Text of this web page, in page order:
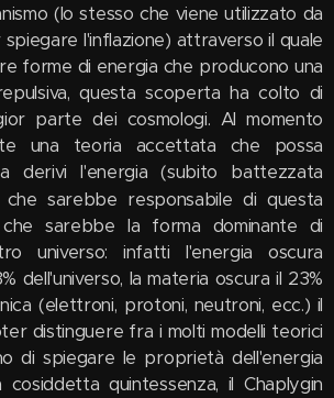
(lo stesso che viene utilizzato da
l'inflazione) attraverso il quale
forme di energia che producono una
questa scoperta ha colto di
parte dei cosmologi. Al momento
una teoria accettata che possa
derivi l'energia (subito battezzata
sarebbe responsabile di questa
sarebbe la forma dominante di
universo: infatti l'energia oscura
dell'universo, la materia oscura il 23%
(elettroni, protoni, neutroni, ecc.) il
distinguere fra i molti modelli teorici
di spiegare le proprietà dell'energia
quintessenza, il Chaplygin